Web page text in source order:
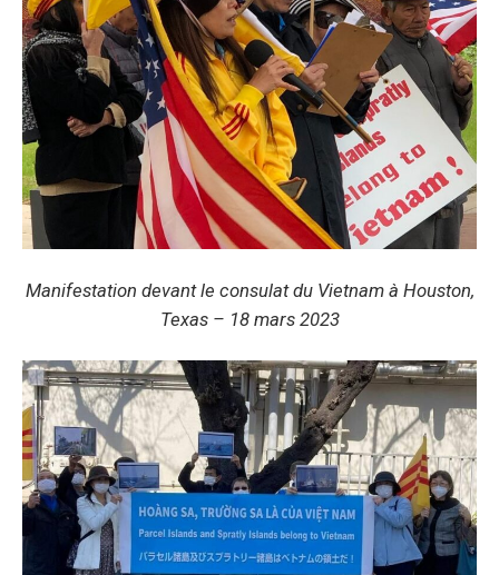
Manifestation devant le consulat du Vietnam à Houston,
Texas – 18 mars 2023